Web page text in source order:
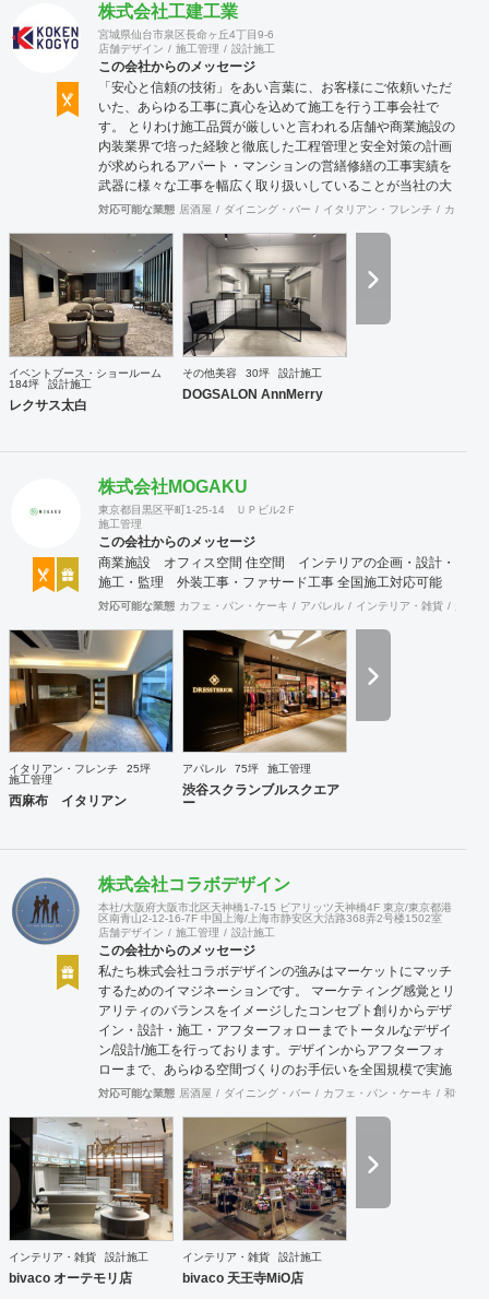
株式会社工建工業
宮城県仙台市泉区長命ヶ丘4丁目9-6
店舗デザイン
施工管理 設計施工
この会社からのメッセージ
「安心と信頼の技術」をあい言葉に、お客様にご依頼いただ
いた、あらゆる工事に真心を込めて施工を行う工事会社で
す。 とりわけ施工品質が厳しいと言われる店舗や商業施設の
内装業界で培った経験と徹底した工程管理と安全対策の計画
が求められるアパート・マンションの営繕修繕の工事実績を
武器に様々な工事を幅広く取り扱いしていることが当社の大
きな特徴です。
対応可能な業態 居酒屋 ダイニング・バー イタリアン・フレンチ カフェ
イベントブース・ショールーム
184坪
設計施工
レクサス太白
その他美容 30坪 設計施工
DOGSALON AnnMerry
株式会社MOGAKU
東京都目黒区平町1-25-14 ＵＰビル2Ｆ
施工管理
この会社からのメッセージ
商業施設 オフィス空間 住空間 インテリアの企画・設計・
施工・監理 外装工事・ファサード工事 全国施工対応可能
対応可能な業態 カフェ・パン・ケーキ アパレル インテリア・雑貨
イタリアン・フレンチ
25坪
施工管理
西麻布 イタリアン
アパレル 75坪 施工管理
渋谷スクランブルスクエア
ー
株式会社コラボデザイン
本社/大阪府大阪市北区天神橋1-7-15 ビアリッツ天神橋4F 東京/東京都港
区南青山2-12-16-7F 中国上海/上海市静安区大沽路368弄2号楼1502室
店舗デザイン
施工管理 設計施工
この会社からのメッセージ
私たち株式会社コラボデザインの強みはマーケットにマッチ
するためのイマジネーションです。 マーケティング感覚とリ
アリティのバランスをイメージしたコンセプト創りからデザ
イン・設計・施工・アフターフォローまでトータルなデザイ
ン/設計/施工を行っております。デザインからアフターフォ
ローまで、あらゆる空間づくりのお手伝いを全国規模で実施
できます。上海にもオフィスがございますので、中国での実
対応可能な業態 居酒屋 ダイニング・バー カフェ・パン・ケーキ 和食・
インテリア・雑貨 設計施工
bivaco オーテモリ店
インテリア・雑貨 設計施工
bivaco 天王寺MiO店